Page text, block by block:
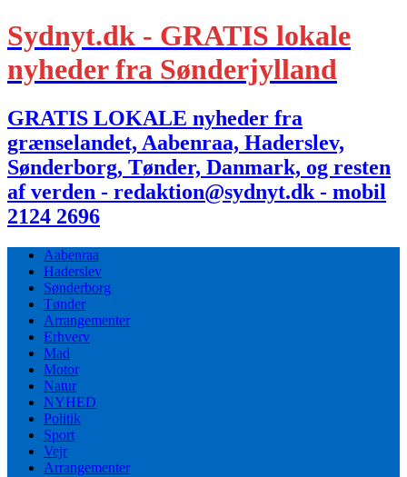
Sydnyt.dk - GRATIS lokale
nyheder fra Sønderjylland
GRATIS LOKALE nyheder fra
grænselandet, Aabenraa, Haderslev,
Sønderborg, Tønder, Danmark, og resten
af verden - redaktion@sydnyt.dk - mobil
2124 2696
Aabenraa
Haderslev
Sønderborg
Tønder
Arrangementer
Erhverv
Mad
Motor
Natur
NYHED
Politik
Sport
Vejr
Arrangementer